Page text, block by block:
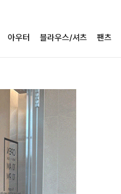
아우터 블라우스/셔츠 팬츠